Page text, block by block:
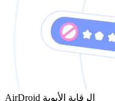
AirDroid الرقابة الأبوية